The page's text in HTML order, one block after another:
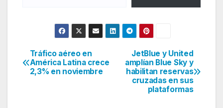
Navegación
de
JetBlue y United
amplían Blue Sky y
habilitan reservas
cruzadas en sus
plataformas
Tráfico aéreo en
América Latina crece
2,3% en noviembre